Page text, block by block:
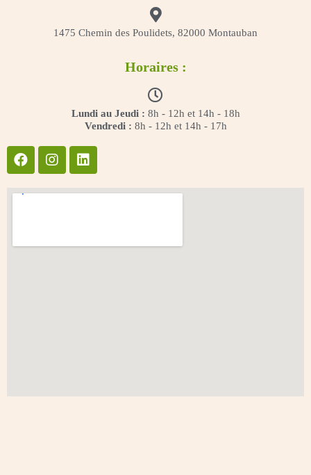
1475 Chemin des Poulidets, 82000 Montauban
Horaires :
Lundi au Jeudi : 8h - 12h et 14h - 18h
Vendredi : 8h - 12h et 14h - 17h